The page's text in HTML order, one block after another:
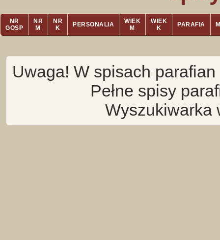
NR
GOSP
NR
M
NR
K
PERSONALIA
WIEK
M
WIEK
K
PARAFIA
Uwaga! W spisach
Pełne spisy
Wyszukiwarka